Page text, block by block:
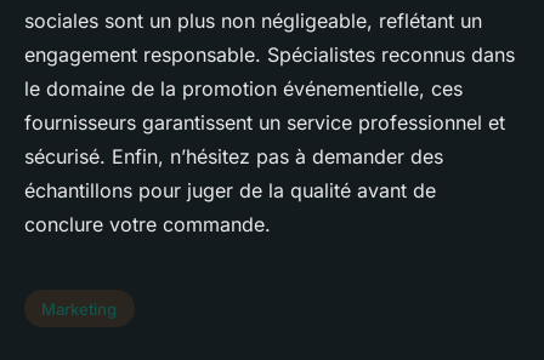
sociales sont un plus non négligeable, reflétant un
engagement responsable. Spécialistes reconnus dans
le domaine de la promotion événementielle, ces
fournisseurs garantissent un service professionnel et
sécurisé. Enfin, n’hésitez pas à demander des
échantillons pour juger de la qualité avant de
conclure votre commande.
Marketing